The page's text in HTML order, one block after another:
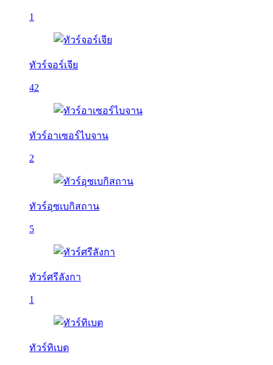
1
ทัวร์จอร์เจีย
42
ทัวร์อาเซอร์ไบจาน
2
ทัวร์อุซเบกิสถาน
5
ทัวร์ศรีลังกา
1
ทัวร์ทิเบต